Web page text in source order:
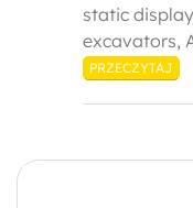
static
excavators,
PRZECZYTAJ